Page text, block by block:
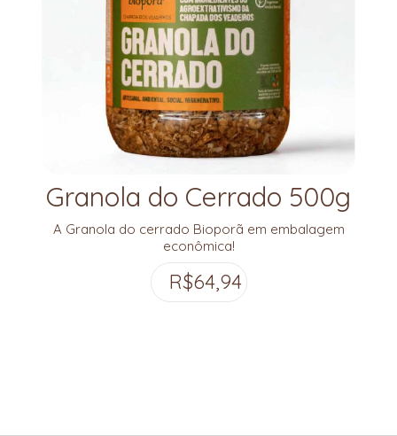
Granola do Cerrado 500g
A Granola do cerrado Bioporã em embalagem
econômica!
R$64,94